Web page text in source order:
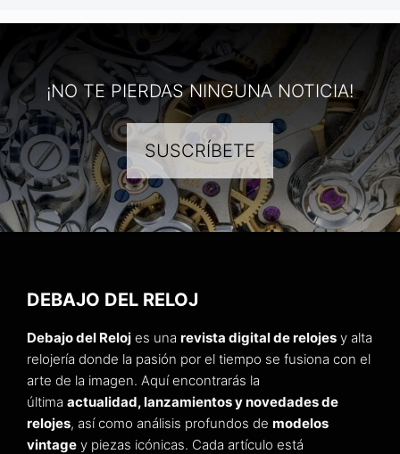
¡NO TE PIERDAS NINGUNA NOTICIA!
SUSCRÍBETE
DEBAJO DEL RELOJ
Debajo del Reloj es una revista digital de relojes y alta
relojería donde la pasión por el tiempo se fusiona con el
arte de la imagen. Aquí encontrarás la
última actualidad, lanzamientos y novedades de
relojes, así como análisis profundos de modelos
vintage y piezas icónicas. Cada artículo está